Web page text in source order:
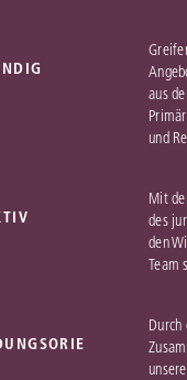
aus
und
Mit
des
den
Team